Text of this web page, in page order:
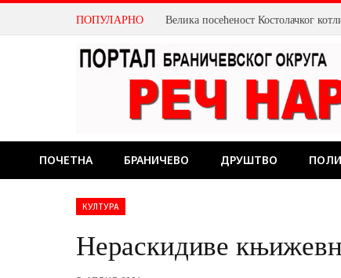
ПОПУЛАРНО
ПОЧЕТНА БРАНИЧЕВО ДРУШТВО
КУЛТУРА
Нераскидиве